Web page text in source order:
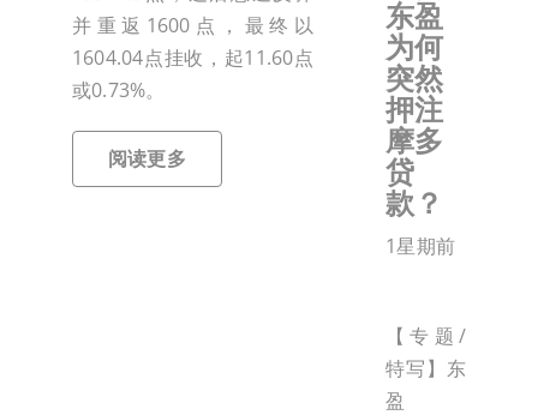
并重返1600点，最终以
1604.04点挂收，起11.60点
或0.73%。
阅读更多
东盈
为何
突然
押注
摩多
贷
款？
1星期前
【专题/
特写】东
盈